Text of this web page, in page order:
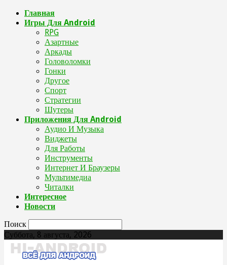
Главная
Игры Для Android
RPG
Азартные
Аркады
Головоломки
Гонки
Другое
Спорт
Стратегии
Шутеры
Приложения Для Android
Аудио И Музыка
Виджеты
Для Работы
Инструменты
Интернет И Браузеры
Мультимедиа
Читалки
Интересное
Новости
Поиск
Суббота, 8 августа, 2026